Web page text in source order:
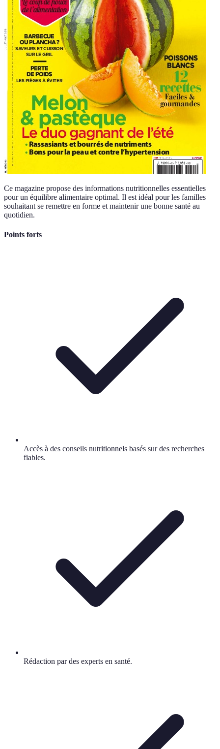
Ce magazine propose des informations nutritionnelles essentielles
pour un équilibre alimentaire optimal. Il est idéal pour les familles
souhaitant se remettre en forme et maintenir une bonne santé au
quotidien.
Points forts
Accès à des conseils nutritionnels basés sur des recherches
fiables.
Rédaction par des experts en santé.